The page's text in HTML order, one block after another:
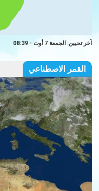
آخر تحيين: الجمعة 7 أوت - 08:39
القمر الاصطناعي